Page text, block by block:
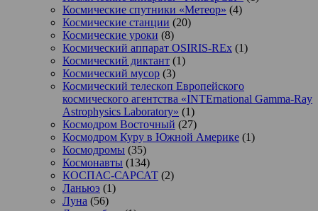
Космические спутники «Метеор» (4)
Космические станции (20)
Космические уроки (8)
Космический аппарат OSIRIS-REx (1)
Космический диктант (1)
Космический мусор (3)
Космический телескоп Европейского
космического агентства «INTErnational Gamma-Ray
Astrophysics Laboratory» (1)
Космодром Восточный (27)
Космодром Куру в Южной Америке (1)
Космодромы (35)
Космонавты (134)
КОСПАС-САРСАТ (2)
Ланьюэ (1)
Луна (56)